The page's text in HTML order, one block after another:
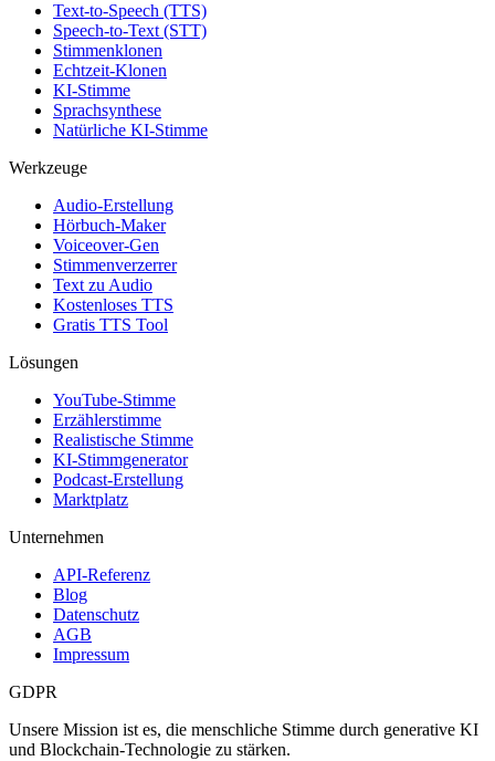
Text-to-Speech (TTS)
Speech-to-Text (STT)
Stimmenklonen
Echtzeit-Klonen
KI-Stimme
Sprachsynthese
Natürliche KI-Stimme
Werkzeuge
Audio-Erstellung
Hörbuch-Maker
Voiceover-Gen
Stimmenverzerrer
Text zu Audio
Kostenloses TTS
Gratis TTS Tool
Lösungen
YouTube-Stimme
Erzählerstimme
Realistische Stimme
KI-Stimmgenerator
Podcast-Erstellung
Marktplatz
Unternehmen
API-Referenz
Blog
Datenschutz
AGB
Impressum
GDPR
Unsere Mission ist es, die menschliche Stimme durch generative KI
und Blockchain-Technologie zu stärken.